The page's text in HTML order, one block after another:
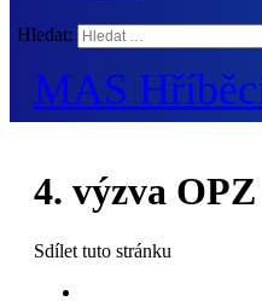
Hledat:
MAS
4. výzva
Sdílet tuto stránku